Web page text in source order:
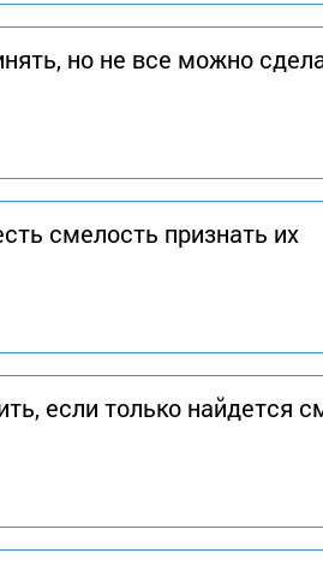
но не все можно
смелость признать их
если только найдется